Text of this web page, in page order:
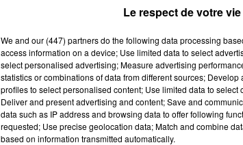
Le respect de votre
We and our (447) partnersdo the following data processing
access information on a device; Use limited data to select
select personalised advertising; Measure advertising
statistics or combinations of data from different sources;
profiles to select personalised content; Use limited data to
Deliver and present advertising and content; Save and
data such as IP address and browsing data to offer following
requested; Use precise geolocation data; Match and combine
based on information transmitted automatically.